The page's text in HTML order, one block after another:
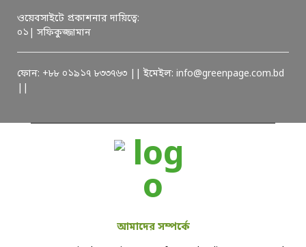
ওয়েবসাইটে প্রকাশনার দায়িত্বে:
০১| সফিকুজ্জামান
ফোন: +৮৮ ০১৯১৭ ৮৩৩৭৬৩ || ইমেইল: info@greenpage.com.bd
আমাদের সম্পর্কে